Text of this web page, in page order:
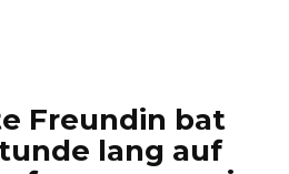
Freundin bat
lang auf